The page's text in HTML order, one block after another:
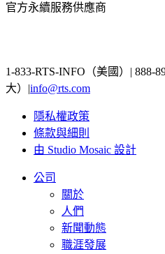
官方永續服務供應商
1-833-RTS-INFO（美國）| 888-
大）|info@rts.com
隱私權政策
條款與細則
由 Studio Mosaic 設計
公司
關於
人們
新聞動態
職涯發展